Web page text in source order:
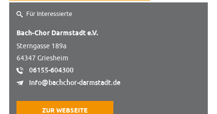
Für Interessierte
Bach-Chor Darmstadt e.V.
Sterngasse 189a
64347 Griesheim
06155-604300
info@bachchor-darmstadt.de
ZUR WEBSEITE